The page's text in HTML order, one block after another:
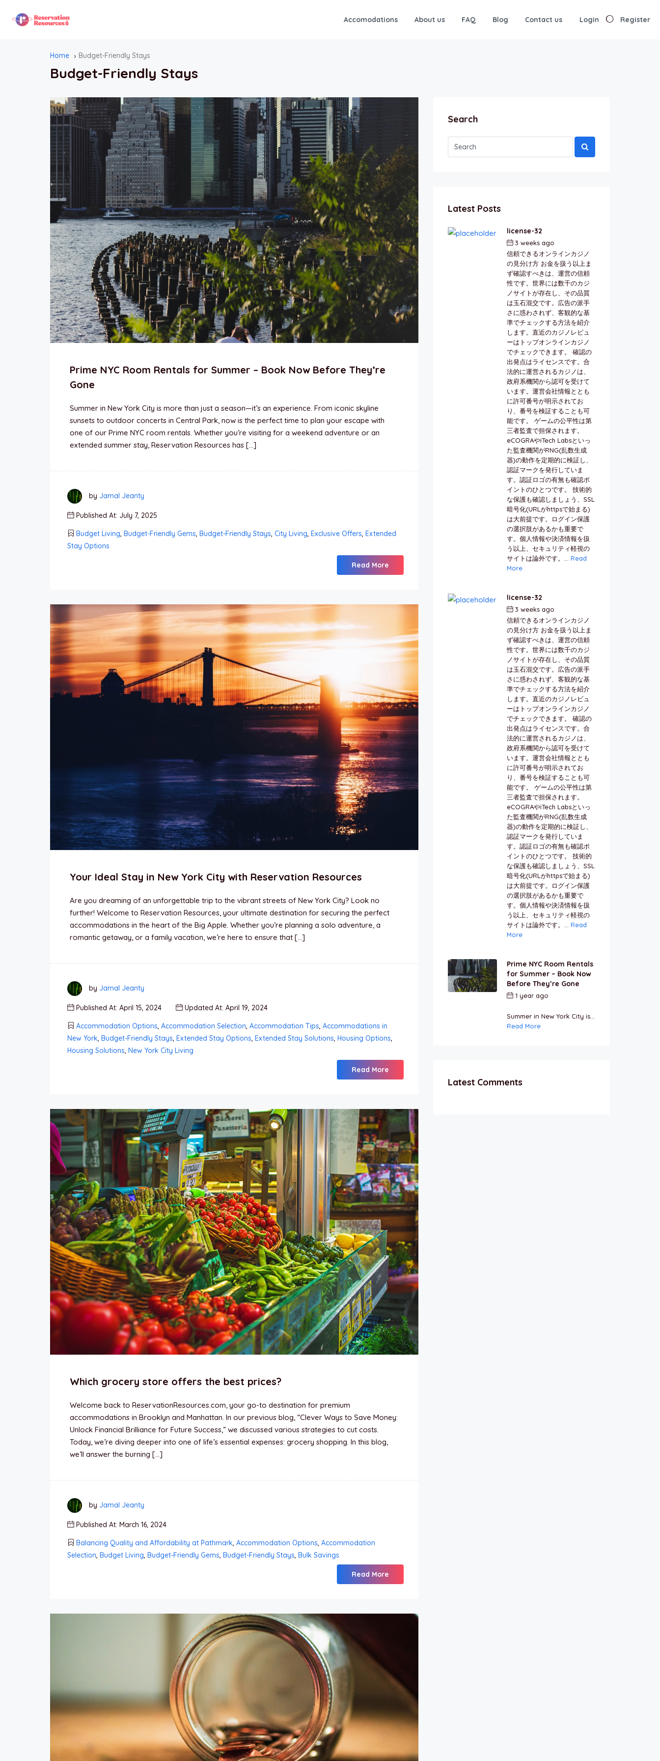
Accomodations About us FAQ Blog Contact us Login Register
Home Budget-Friendly Stays
Budget-Friendly Stays
Prime NYC Room Rentals for Summer – Book Now Before They’re
Gone
Summer in New York City is more than just a season—it’s an experience. From iconic skyline
sunsets to outdoor concerts in Central Park, now is the perfect time to plan your escape with
one of our Prime NYC room rentals. Whether you’re visiting for a weekend adventure or an
extended summer stay, Reservation Resources has […]
by Jamal Jeanty
Published At: July 7, 2025
Budget Living, Budget-Friendly Gems, Budget-Friendly Stays, City Living, Exclusive Offers, Extended
Stay Options
Read More
Your Ideal Stay in New York City with Reservation Resources
Are you dreaming of an unforgettable trip to the vibrant streets of New York City? Look no
further! Welcome to Reservation Resources, your ultimate destination for securing the perfect
accommodations in the heart of the Big Apple. Whether you’re planning a solo adventure, a
romantic getaway, or a family vacation, we’re here to ensure that […]
by Jamal Jeanty
Published At: April 15, 2024 Updated At: April 19, 2024
Accommodation Options, Accommodation Selection, Accommodation Tips, Accommodations in
New York, Budget-Friendly Stays, Extended Stay Options, Extended Stay Solutions, Housing Options,
Housing Solutions, New York City Living
Read More
Which grocery store offers the best prices?
Welcome back to ReservationResources.com, your go-to destination for premium
accommodations in Brooklyn and Manhattan. In our previous blog, “Clever Ways to Save Money:
Unlock Financial Brilliance for Future Success,” we discussed various strategies to cut costs.
Today, we’re diving deeper into one of life’s essential expenses: grocery shopping. In this blog,
we’ll answer the burning […]
by Jamal Jeanty
Published At: March 16, 2024
Balancing Quality and Affordability at Pathmark, Accommodation Options, Accommodation
Selection, Budget Living, Budget-Friendly Gems, Budget-Friendly Stays, Bulk Savings
Read More
Search
Latest Posts
license-32
3 weeks ago
信頼できるオンラインカジノ
の見分け方 お金を扱う以上ま
ず確認すべきは、運営の信頼
性です。世界には数千のカジ
ノサイトが存在し、その品質
は玉石混交です。広告の派手
さに惑わされず、客観的な基
準でチェックする方法を紹介
します。直近のカジノレビュ
ーはトップオンラインカジノ
でチェックできます。 確認の
出発点はライセンスです。合
法的に運営されるカジノは、
政府系機関から認可を受けて
います。運営会社情報ととも
に許可番号が明示されてお
り、番号を検証することも可
能です。 ゲームの公平性は第
三者監査で担保されます。
eCOGRAやiTech Labsといっ
た監査機関がRNG(乱数生成
器)の動作を定期的に検証し、
認証マークを発行していま
す。認証ロゴの有無も確認ポ
イントのひとつです。 技術的
な保護も確認しましょう、SSL
暗号化(URLがhttpsで始まる)
は大前提です。ログイン保護
の選択肢があるかも重要で
す。個人情報や決済情報を扱
う以上、セキュリティ軽視の
サイトは論外です。... Read
More
license-32
3 weeks ago
信頼できるオンラインカジノ
の見分け方 お金を扱う以上ま
ず確認すべきは、運営の信頼
性です。世界には数千のカジ
ノサイトが存在し、その品質
は玉石混交です。広告の派手
さに惑わされず、客観的な基
準でチェックする方法を紹介
します。直近のカジノレビュ
ーはトップオンラインカジノ
でチェックできます。 確認の
出発点はライセンスです。合
法的に運営されるカジノは、
政府系機関から認可を受けて
います。運営会社情報ととも
に許可番号が明示されてお
り、番号を検証することも可
能です。 ゲームの公平性は第
三者監査で担保されます。
eCOGRAやiTech Labsといっ
た監査機関がRNG(乱数生成
器)の動作を定期的に検証し、
認証マークを発行していま
す。認証ロゴの有無も確認ポ
イントのひとつです。 技術的
な保護も確認しましょう、SSL
暗号化(URLがhttpsで始まる)
は大前提です。ログイン保護
の選択肢があるかも重要で
す。個人情報や決済情報を扱
う以上、セキュリティ軽視の
サイトは論外です。... Read
More
Prime NYC Room Rentals
for Summer – Book Now
Before They’re Gone
1 year ago
Summer in New York City is...
Read More
Latest Comments